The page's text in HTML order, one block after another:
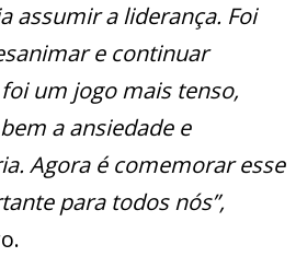
assumir a liderança. Foi
e continuar
um jogo mais tenso,
a ansiedade e
Agora é comemorar esse
para todos nós”,